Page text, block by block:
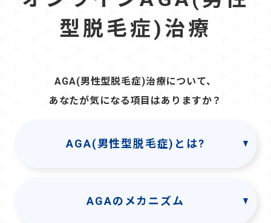
型脱毛症)治療
AGA(男性型脱毛症)治療について、
あなたが気になる項目はありますか？
AGA(男性型脱毛症)とは?
AGAのメカニズム